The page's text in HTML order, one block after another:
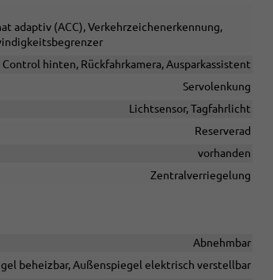
adaptiv (ACC), Verkehrzeichenerkennung,
hinten, Rückfahrkamera, Ausparkassistent
Servolenkung
Lichtsensor, Tagfahrlicht
Reserverad
vorhanden
Zentralverriegelung
Abnehmbar
beheizbar, Außenspiegel elektrisch verstellbar